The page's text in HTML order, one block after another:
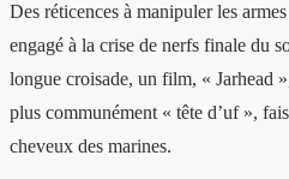
Des réticences à manipuler les
engagé à la crise de nerfs finale du
longue croisade, un film, « Jarhead
plus communément « tête d’uf »,
cheveux des marines.